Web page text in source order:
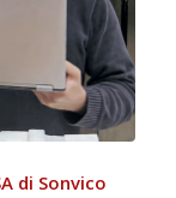
di Sonvico